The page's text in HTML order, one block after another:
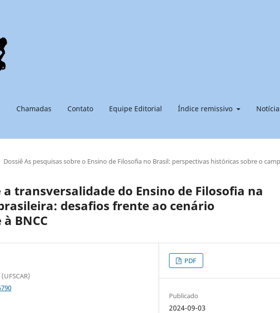
Chamadas Contato Equipe Editorial Índice remissivo
Dossiê As pesquisas sobre o Ensino de Filosofia no Brasil: perspectivas históricas sobre o
a transversalidade do Ensino de Filosofia na
desafios frente ao cenário
BNCC
PDF
Publicado
2024-09-03